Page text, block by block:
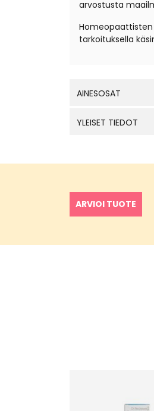
arvostusta
tarkoituksella
AINESOSAT
YLEISET TIEDOT
ARVIOI TUOTE